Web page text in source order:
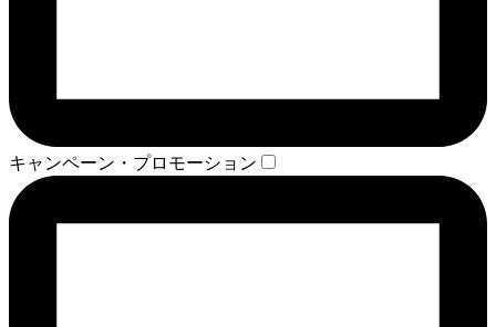
キャンペーン・プロモーション